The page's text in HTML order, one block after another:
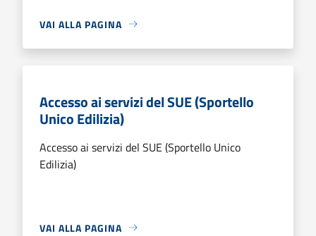
VAI ALLA PAGINA
Accesso ai servizi del SUE (Sportello
Unico Edilizia)
Accesso ai servizi del SUE (Sportello Unico
Edilizia)
VAI ALLA PAGINA